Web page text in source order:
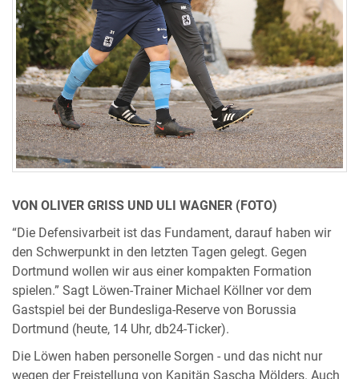
VON OLIVER GRISS UND ULI WAGNER (FOTO)
“Die Defensivarbeit ist das Fundament, darauf haben wir
den Schwerpunkt in den letzten Tagen gelegt. Gegen
Dortmund wollen wir aus einer kompakten Formation
spielen.” Sagt Löwen-Trainer Michael Köllner vor dem
Gastspiel bei der Bundesliga-Reserve von Borussia
Dortmund (heute, 14 Uhr, db24-Ticker).
Die Löwen haben personelle Sorgen - und das nicht nur
wegen der Freistellung von Kapitän Sascha Mölders. Auch